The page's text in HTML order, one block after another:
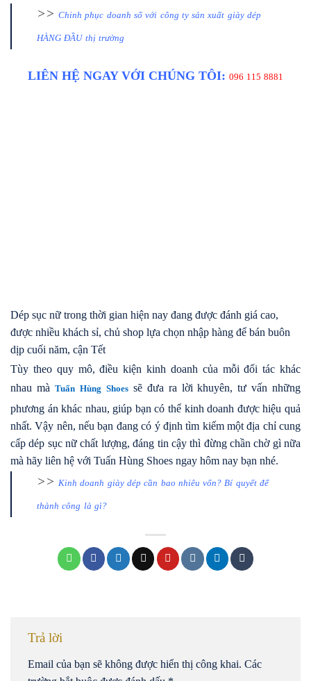
>> Chinh phục doanh số với công ty sản xuất giày dép
HÀNG ĐẦU thị trường
LIÊN HỆ NGAY VỚI CHÚNG TÔI: 096 115 8881
Dép sục nữ trong thời gian hiện nay đang được đánh giá cao,
được nhiều khách sỉ, chủ shop lựa chọn nhập hàng để bán buôn
dịp cuối năm, cận Tết
Tùy theo quy mô, điều kiện kinh doanh của mỗi đối tác khác
nhau mà Tuấn Hùng Shoes sẽ đưa ra lời khuyên, tư vấn những
phương án khác nhau, giúp bạn có thể kinh doanh được hiệu quả
nhất. Vậy nên, nếu bạn đang có ý định tìm kiếm một địa chỉ cung
cấp dép sục nữ chất lượng, đáng tin cậy thì đừng chần chờ gì nữa
mà hãy liên hệ với Tuấn Hùng Shoes ngay hôm nay bạn nhé.
>> Kinh doanh giày dép cần bao nhiêu vốn? Bí quyết để
thành công là gì?
Trả lời
Email của bạn sẽ không được hiển thị công khai. Các